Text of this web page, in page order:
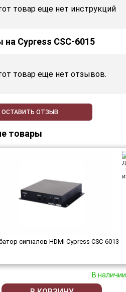
товар еще нет инструкций
на Cypress CSC-6015
товар еще нет отзывов.
ОСТАВИТЬ ОТЗЫВ
товары
сигналов HDMI Cypress CSC-6013
В наличии